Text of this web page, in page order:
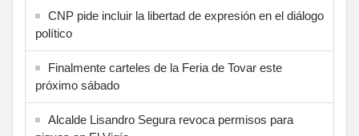
CNP pide incluir la libertad de expresión en el diálogo
político
Finalmente carteles de la Feria de Tovar este
próximo sábado
Alcalde Lisandro Segura revoca permisos para